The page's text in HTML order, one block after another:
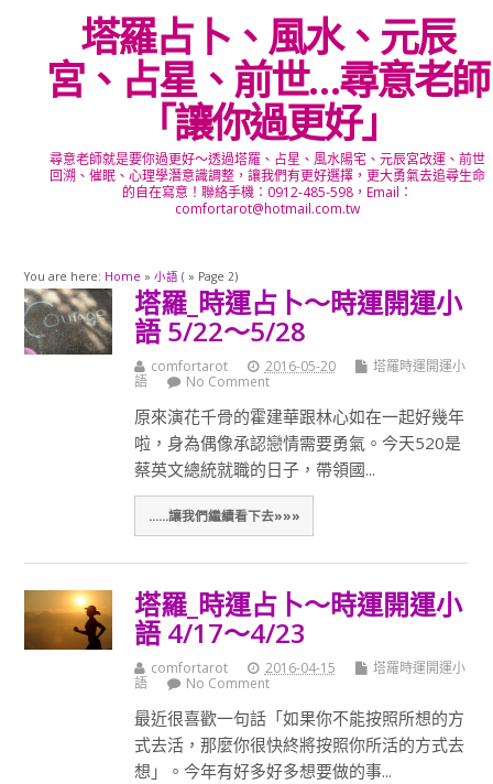
塔羅占卜、風水、元辰
宮、占星、前世…尋意老師
「讓你過更好」
尋意老師就是要你過更好～透過塔羅、占星、風水陽宅、元辰宮改運、前世
回溯、催眠、心理學潛意識調整，讓我們有更好選擇，更大勇氣去追尋生命
的自在寫意！聯絡手機：0912-485-598，Email：
comfortarot@hotmail.com.tw
You are here: Home » 小語 ( » Page 2)
塔羅_時運占卜～時運開運小
語 5/22～5/28
comfortarot 2016-05-20
塔羅時運開運小
語
No Comment
原來演花千骨的霍建華跟林心如在一起好幾年
啦，身為偶像承認戀情需要勇氣。今天520是
蔡英文總統就職的日子，帶領國...
......讓我們繼續看下去»»»
塔羅_時運占卜～時運開運小
語 4/17～4/23
comfortarot 2016-04-15
塔羅時運開運小
語
No Comment
最近很喜歡一句話「如果你不能按照所想的方
式去活，那麼你很快終將按照你所活的方式去
想」。今年有好多好多想要做的事...